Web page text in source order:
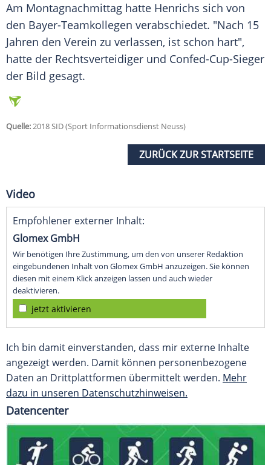
Am Montagnachmittag hatte Henrichs sich von
den Bayer-Teamkollegen verabschiedet. "Nach 15
Jahren den Verein zu verlassen, ist schon hart",
hatte der Rechtsverteidiger und Confed-Cup-Sieger
der Bild gesagt.
Quelle:2018 SID (Sport Informationsdienst Neuss)
ZURÜCK ZUR STARTSEITE
Video
Empfohlener externer Inhalt:
Glomex GmbH
Wir benötigen Ihre Zustimmung, um den von unserer Redaktion
eingebundenen Inhalt von Glomex GmbH anzuzeigen. Sie können
diesen mit einem Klick anzeigen lassen und auch wieder
deaktivieren.
jetzt aktivieren
Ich bin damit einverstanden, dass mir externe Inhalte
angezeigt werden. Damit können personenbezogene
Daten an Drittplattformen übermittelt werden. Mehr
dazu in unseren Datenschutzhinweisen.
Datencenter